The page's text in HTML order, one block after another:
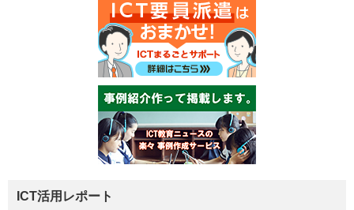
ICT活用レポート